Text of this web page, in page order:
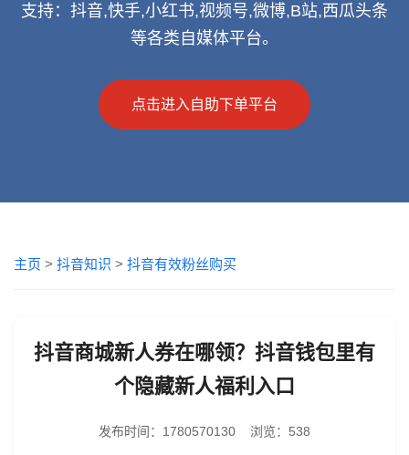
支持：抖音,快手,小红书,视频号,微博,B站,西瓜头条
等各类自媒体平台。
点击进入自助下单平台
主页 > 抖音知识 > 抖音有效粉丝购买
抖音商城新人券在哪领？抖音钱包里有
个隐藏新人福利入口
发布时间：1780570130 浏览：538